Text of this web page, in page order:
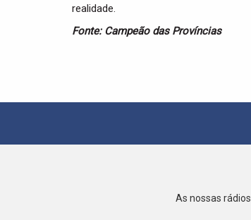
realidade.
Fonte: Campeão das Províncias
As nossas rádios